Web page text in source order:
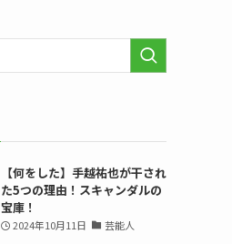
【何をした】手越祐也が干され
た5つの理由！スキャンダルの
宝庫！
2024年10月11日 芸能人